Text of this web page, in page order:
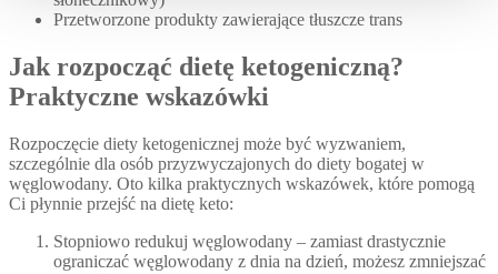
Przetworzone produkty zawierające tłuszcze trans
Jak rozpocząć dietę ketogeniczną?
Praktyczne wskazówki
Rozpoczęcie diety ketogenicznej może być wyzwaniem,
szczególnie dla osób przyzwyczajonych do diety bogatej w
węglowodany. Oto kilka praktycznych wskazówek, które pomogą
Ci płynnie przejść na dietę keto:
Stopniowo redukuj węglowodany – zamiast drastycznie
ograniczać węglowodany z dnia na dzień, możesz zmniejszać